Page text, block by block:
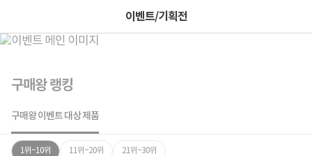
이벤트/기획전
구매왕 랭킹
구매왕 이벤트 대상 제품
1위~10위 11위~20위 21위~30위